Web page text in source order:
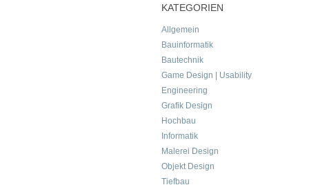
KATEGORIEN
Allgemein
Bauinformatik
Bautechnik
Game Design | Usability
Engineering
Grafik Design
Hochbau
Informatik
Malerei Design
Objekt Design
Tiefbau